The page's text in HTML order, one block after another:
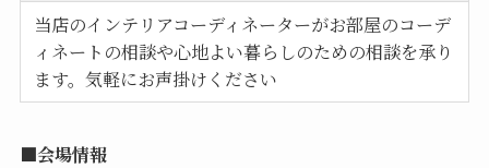
当店のインテリアコーディネーターがお部屋のコーデ
ィネートの相談や心地よい暮らしのための相談を承り
ます。気軽にお声掛けください
■会場情報